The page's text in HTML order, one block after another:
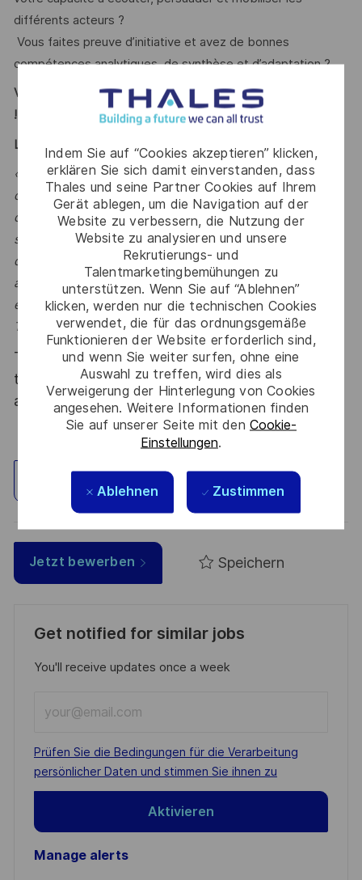
Indem Sie auf “Cookies akzeptieren” klicken,
erklären Sie sich damit einverstanden, dass
Thales und seine Partner Cookies auf Ihrem
Gerät ablegen, um die Navigation auf der
Website zu verbessern, die Nutzung der
Website zu analysieren und unsere
Rekrutierungs- und
Talentmarketingbemühungen zu
unterstützen. Wenn Sie auf “Ablehnen”
klicken, werden nur die technischen Cookies
verwendet, die für das ordnungsgemäße
Funktionieren der Website erforderlich sind,
und wenn Sie weiter surfen, ohne eine
Auswahl zu treffen, wird dies als
Verweigerung der Hinterlegung von Cookies
angesehen. Weitere Informationen finden
Sie auf unserer Seite mit den Cookie-
Einstellungen.
Ablehnen Zustimmen
différents acteurs ?
Vous faites preuve d’initiative et avez de bonnes
compétences analytiques, de synthèse et d’adaptation ?
Vous vous reconnaissez ?
Alors ce poste est fait pour vous
!
LE MOT DE L’ÉQUIPE
« Êtes-vous passionné par l’espace, en particulier par les
charges utiles de télécommunications ? Souhaitez-vous
continuer à travailler sur des projets intégrant des
solutions techniques de grande valeur ? Le tout au sein
d’équipes multidisciplinaires et co-localisées ? Nous
avons hâte de discuter de tout cela avec vous et
également des opportunités de développement que
Thales Alenia Space vous offre »
Thales, entreprise Handi-Engagée, reconnait
tous les talents. La diversité est notre meilleur
atout. Postulez et rejoignez nous !
Jetzt bewerben Speichern
Get notified for similar jobs
You'll receive updates once a week
Email
address
(Required)
Required
Prüfen Sie die Bedingungen für die Verarbeitung
persönlicher Daten und stimmen Sie ihnen zu
Aktivieren
Manage alerts